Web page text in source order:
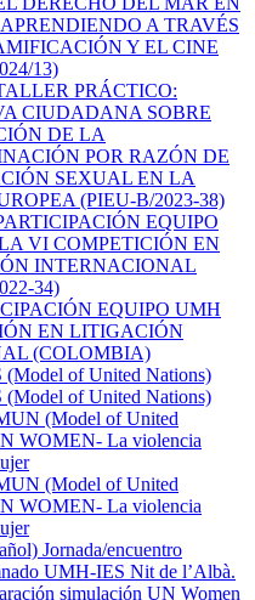
A TRAVÉS
Y EL CINE
13)
PRÁCTICO:
CIUDADANA SOBRE
DE LA
POR RAZÓN DE
SEXUAL EN LA
(PIEU-B/2023-38)
EQUIPO
VI COMPETICIÓN EN
INTERNACIONAL
34)
EQUIPO UMH
EN LITIGACIÓN
(COLOMBIA)
(Model of United Nations)
(Model of United Nations)
(Model of United
WOMEN- La violencia
(Model of United
WOMEN- La violencia
Jornada/encuentro
UMH-IES Nit de l’Albà.
simulación UN Women